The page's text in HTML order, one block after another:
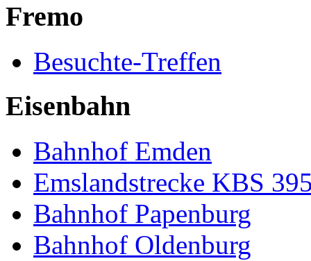
Fremo
Besuchte-Treffen
Eisenbahn
Bahnhof Emden
Emslandstrecke KBS
Bahnhof Papenburg
Bahnhof Oldenburg